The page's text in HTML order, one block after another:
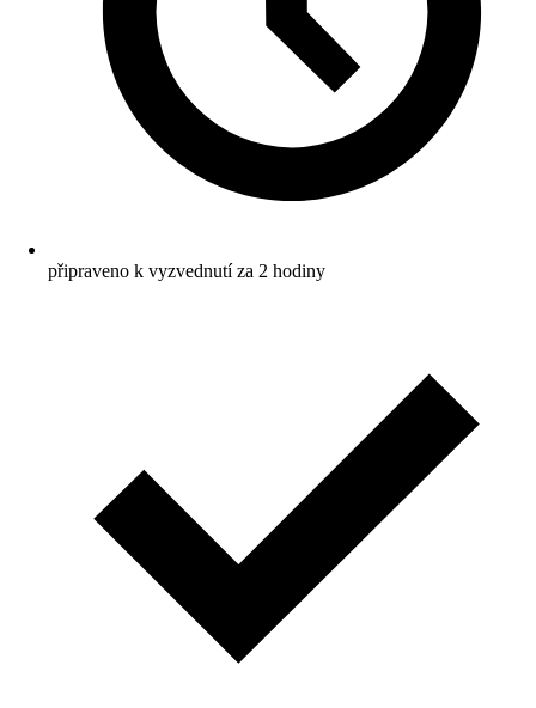
připraveno k vyzvednutí za 2 hodiny